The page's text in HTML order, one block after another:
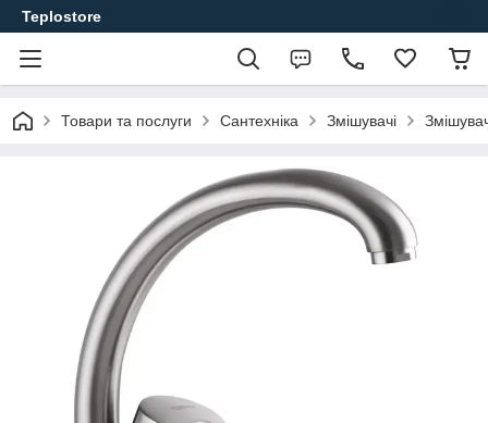
Teplostore
Товари та послуги Сантехніка Змішувачі